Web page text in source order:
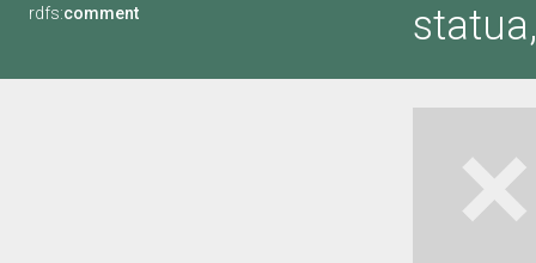
rdfs:comment